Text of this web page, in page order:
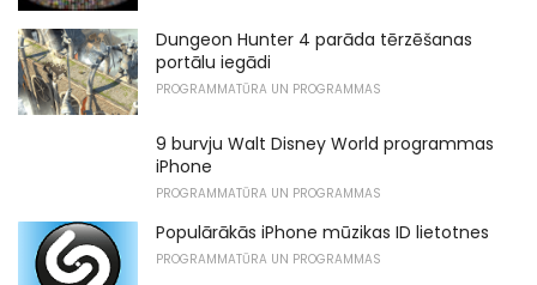
Dungeon Hunter 4 parāda tērzēšanas
portālu iegādi
PROGRAMMATŪRA UN PROGRAMMAS
9 burvju Walt Disney World programmas
iPhone
PROGRAMMATŪRA UN PROGRAMMAS
Populārākās iPhone mūzikas ID lietotnes
PROGRAMMATŪRA UN PROGRAMMAS